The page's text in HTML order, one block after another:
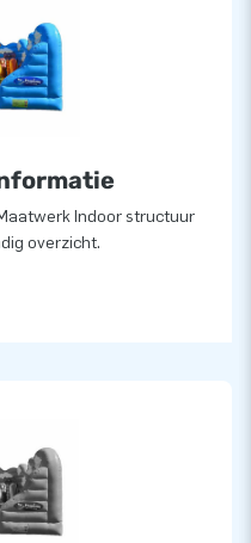
Indoor structuur
overzicht.